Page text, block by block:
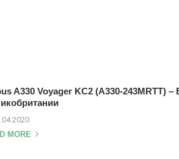
A330 Voyager KC2 (A330-243MRTT) –
MORE